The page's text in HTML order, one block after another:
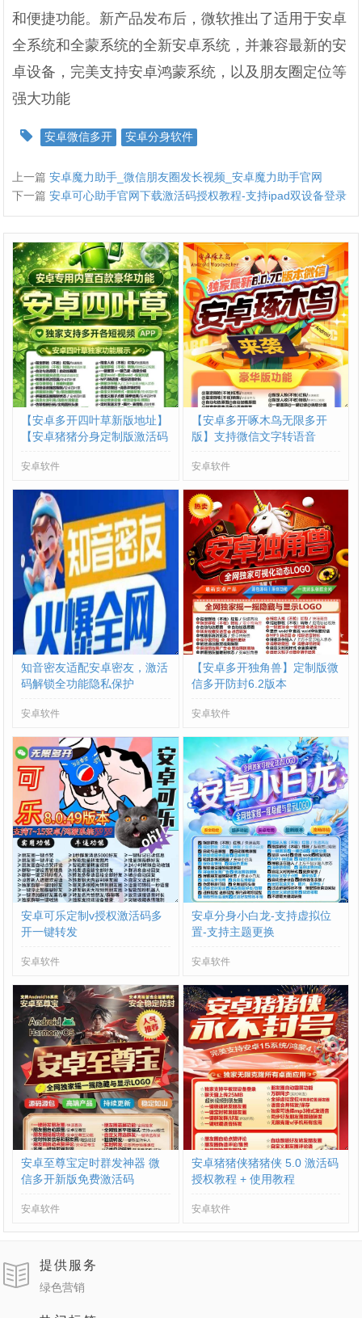
和便捷功能。新产品发布后，微软推出了适用于安卓
全系统和全蒙系统的全新安卓系统，并兼容最新的安
卓设备，完美支持安卓鸿蒙系统，以及朋友圈定位等
强大功能
安卓微信多开 安卓分身软件
上一篇安卓魔力助手_微信朋友圈发长视频_安卓魔力助手官网
下一篇安卓可心助手官网下载激活码授权教程-支持ipad双设备登录
【安卓多开四叶草新版地址】
【安卓猪猪分身定制版激活码
安卓软件
【安卓多开啄木鸟无限多开
版】支持微信文字转语音
安卓软件
知音密友适配安卓密友，激活
码解锁全功能隐私保护
安卓软件
【安卓多开独角兽】定制版微
信多开防封6.2版本
安卓软件
安卓可乐定制v授权激活码多
开一键转发
安卓软件
安卓分身小白龙-支持虚拟位
置-支持主题更换
安卓软件
安卓至尊宝定时群发神器 微
信多开新版免费激活码
安卓软件
安卓猪猪侠猪猪侠 5.0 激活码
授权教程 + 使用教程
安卓软件
提供服务
绿色营销